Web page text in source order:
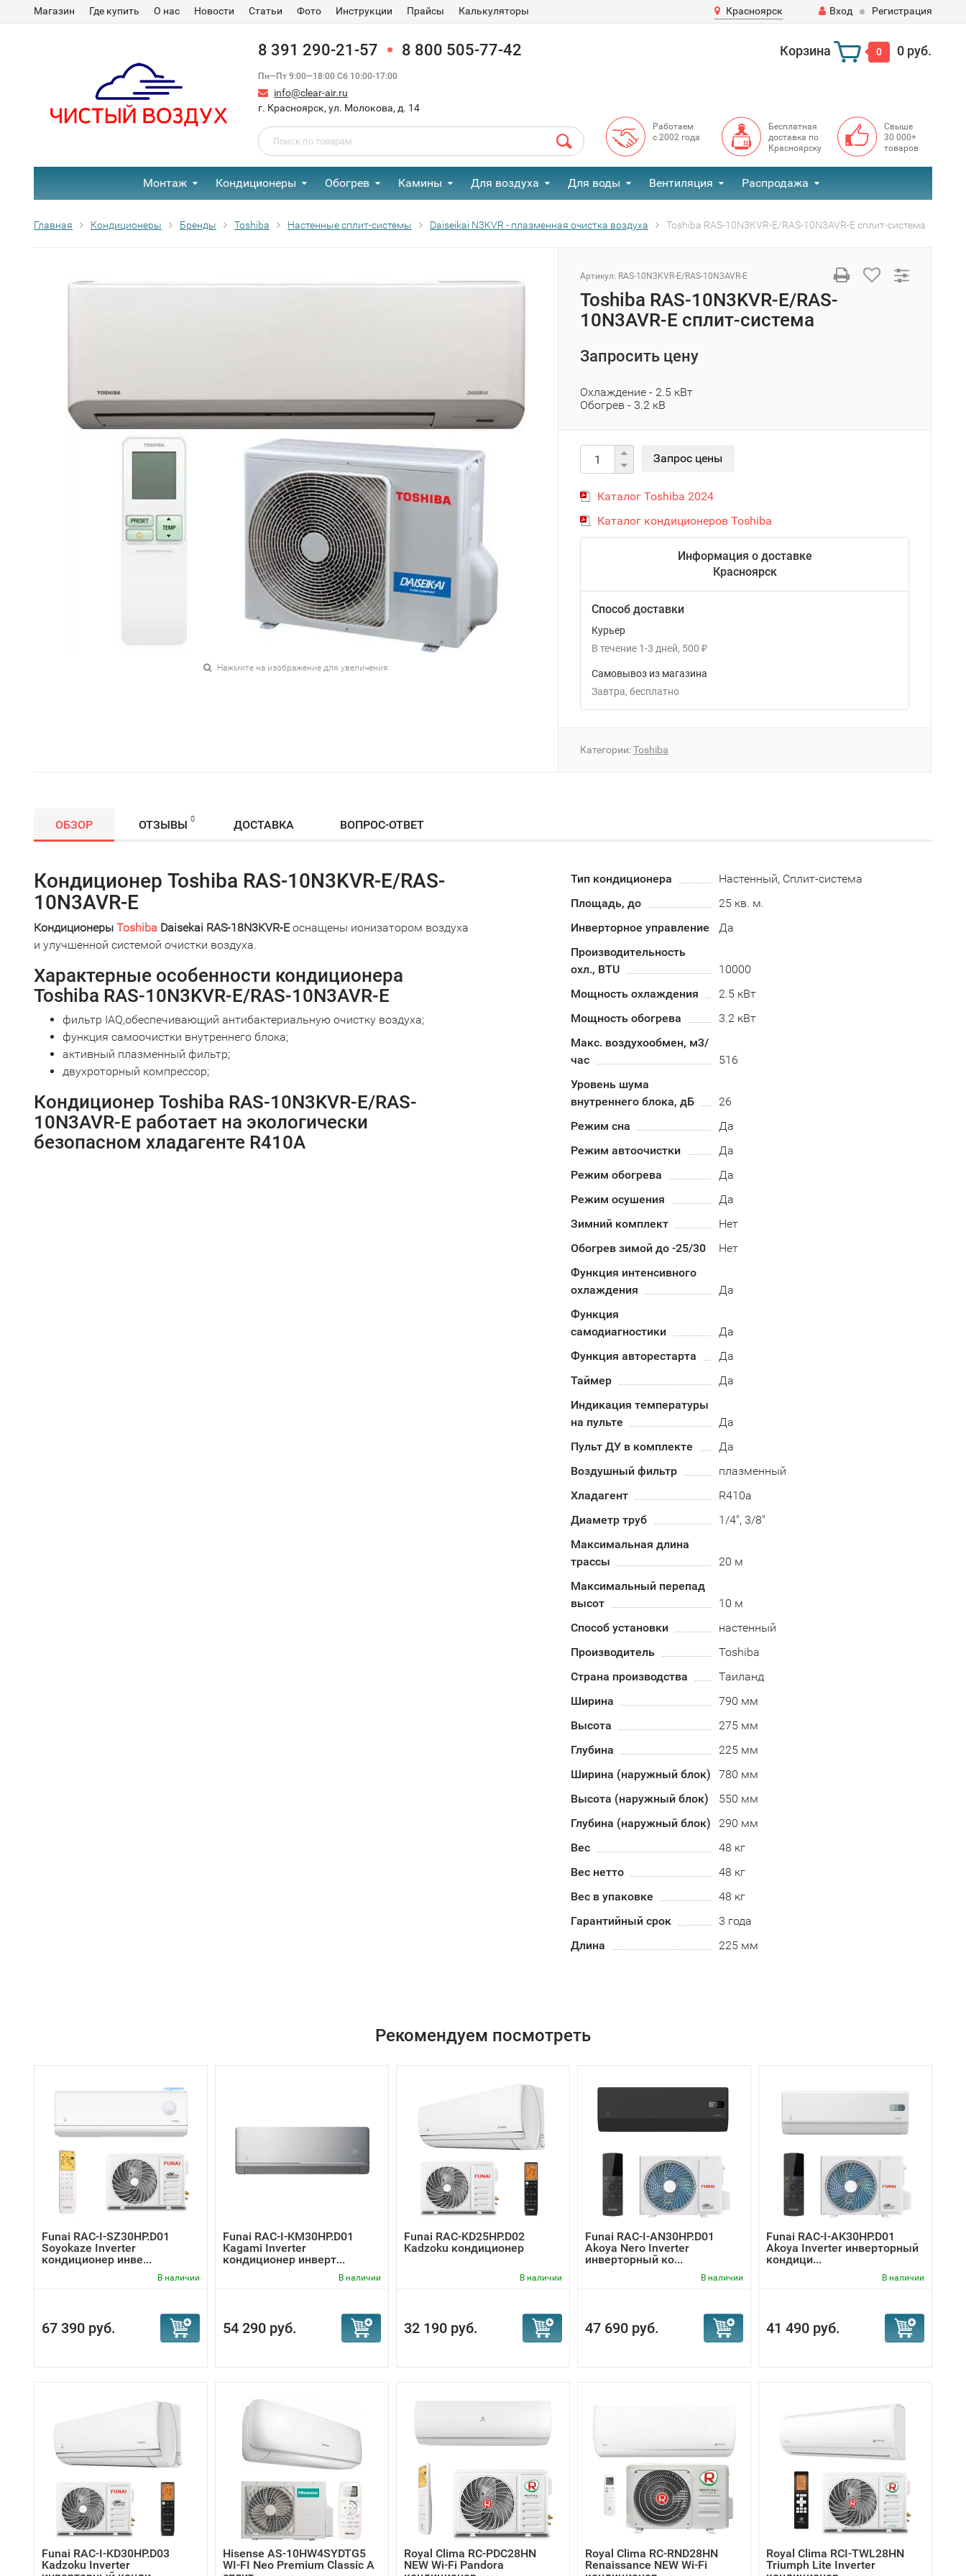
Магазин Где купить О нас Новости Статьи Фото Инструкции Прайсы Калькуляторы Красноярск Вход Регистрация
8 391 290-21-57 8 800 505-77-42
Пн—Пт 9:00—18:00 Сб 10:00-17:00
info@clear-air.ru
г. Красноярск, ул. Молокова, д. 14
Корзина 0 0 руб.
Работаем
с 2002 года
Бесплатная
доставка по
Красноярску
Свыше
30 000+
товаров
Монтаж Кондиционеры Обогрев Камины Для воздуха Для воды Вентиляция Распродажа
Главная Кондиционеры Бренды Toshiba Настенные сплит-системы Daiseikai N3KVR - плазменная очистка воздуха Toshiba RAS-10N3KVR-E/RAS-10N3AVR-E сплит-система
Нажмите на изображение для увеличения
Артикул: RAS-10N3KVR-E/RAS-10N3AVR-E
Toshiba RAS-10N3KVR-E/RAS-
10N3AVR-E сплит-система
Запросить цену
Охлаждение - 2.5 кВт
Обогрев - 3.2 кВ
Каталог Toshiba 2024
Каталог кондиционеров Toshiba
Информация о доставке
Красноярск
Способ доставки
Курьер
В течение 1-3 дней 500 ₽
Самовывоз из магазина
Завтра
Бесплатно
Категории:Toshiba
ОБЗОР ОТЗЫВЫ 0 ДОСТАВКА ВОПРОС-ОТВЕТ
Кондиционер Toshiba RAS-10N3KVR-E/RAS-
10N3AVR-E
Кондиционеры Toshiba Daisekai RAS-18N3KVR-Eоснащены ионизатором воздуха
и улучшенной системой очистки воздуха.
Характерные особенности кондиционера
Toshiba RAS-10N3KVR-E/RAS-10N3AVR-E
фильтр IAQ,обеспечивающий антибактериальную очистку воздуха;
функция самоочистки внутреннего блока;
активный плазменный фильтр;
двухроторный компрессор;
Кондиционер Toshiba RAS-10N3KVR-E/RAS-
10N3AVR-E работает на экологически
безопасном хладагенте R410A
Тип кондиционера
Настенный, Сплит-система
Площадь, до
25 кв. м.
Инверторное управление
Да
Производительность
охл., BTU
10000
Мощность охлаждения
2.5 кВт
Мощность обогрева
3.2 кВт
Макс. воздухообмен, м3/
час
516
Уровень шума
внутреннего блока, дБ
26
Режим сна
Да
Режим автоочистки
Да
Режим обогрева
Да
Режим осушения
Да
Зимний комплект
Нет
Обогрев зимой до -25/30
Нет
Функция интенсивного
охлаждения
Да
Функция
самодиагностики
Да
Функция авторестарта
Да
Таймер
Да
Индикация температуры
на пульте
Да
Пульт ДУ в комплекте
Да
Воздушный фильтр
плазменный
Хладагент
R410a
Диаметр труб
1/4", 3/8"
Максимальная длина
трассы
20 м
Максимальный перепад
высот
10 м
Способ установки
настенный
Производитель
Toshiba
Страна производства
Таиланд
Ширина
790 мм
Высота
275 мм
Глубина
225 мм
Ширина (наружный блок)
780 мм
Высота (наружный блок)
550 мм
Глубина (наружный блок)
290 мм
Вес
48 кг
Вес нетто
48 кг
Вес в упаковке
48 кг
Гарантийный срок
3 года
Длина
225 мм
Рекомендуем посмотреть
Funai RAC-I-SZ30HP.D01
Soyokaze Inverter
кондиционер инве...
В наличии
67 390 руб.
Funai RAC-I-KM30HP.D01
Kagami Inverter
кондиционер инверт...
В наличии
54 290 руб.
Funai RAC-KD25HP.D02
Kadzoku кондиционер
В наличии
32 190 руб.
Funai RAC-I-AN30HP.D01
Akoya Nero Inverter
инверторный ко...
В наличии
47 690 руб.
Funai RAC-I-AK30HP.D01
Akoya Inverter инверторный
кондици...
В наличии
41 490 руб.
Funai RAC-I-KD30HP.D03
Kadzoku Inverter
Hisense AS-10HW4SYDTG5
WI-FI Neo Premium Classic A
Royal Clima RC-PDC28HN
NEW Wi-Fi Pandora
Royal Clima RC-RND28HN
Renaissance NEW Wi-Fi
Royal Clima RCI-TWL28HN
Triumph Lite Inverter